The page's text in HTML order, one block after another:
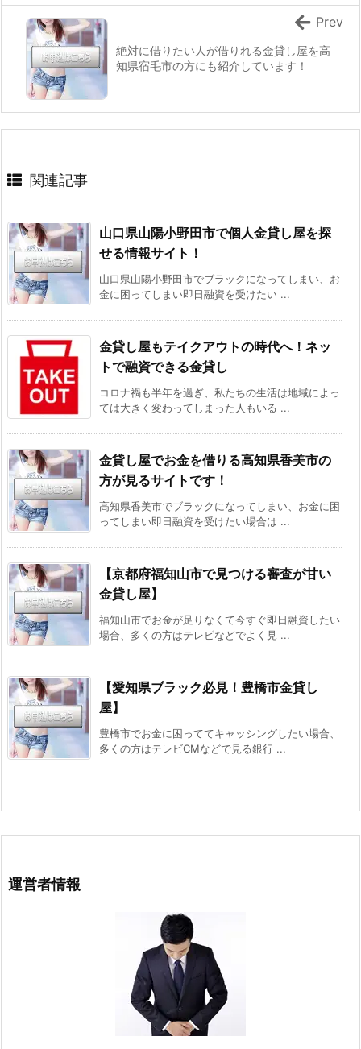
絶対に借りたい人が借りれる金貸し屋を高
知県宿毛市の方にも紹介しています！
Prev
関連記事
山口県山陽小野田市で個人金貸し屋を探
せる情報サイト！
山口県山陽小野田市でブラックになってしまい、お
金に困ってしまい即日融資を受けたい ...
金貸し屋もテイクアウトの時代へ！ネッ
トで融資できる金貸し
コロナ禍も半年を過ぎ、私たちの生活は地域によっ
ては大きく変わってしまった人もいる ...
金貸し屋でお金を借りる高知県香美市の
方が見るサイトです！
高知県香美市でブラックになってしまい、お金に困
ってしまい即日融資を受けたい場合は ...
【京都府福知山市で見つける審査が甘い
金貸し屋】
福知山市でお金が足りなくて今すぐ即日融資したい
場合、多くの方はテレビなどでよく見 ...
【愛知県ブラック必見！豊橋市金貸し
屋】
豊橋市でお金に困っててキャッシングしたい場合、
多くの方はテレビCMなどで見る銀行 ...
運営者情報